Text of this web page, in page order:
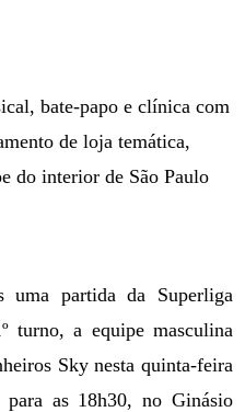
bate-papo e clínica com
de loja temática,
do interior de São Paulo
uma partida da Superliga
turno, a equipe masculina
Sky nesta quinta-feira
as 18h30, no Ginásio